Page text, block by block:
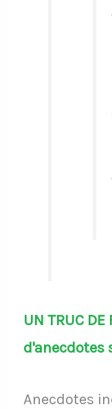
UN TRUC
d'anecdotes
Anecdotes